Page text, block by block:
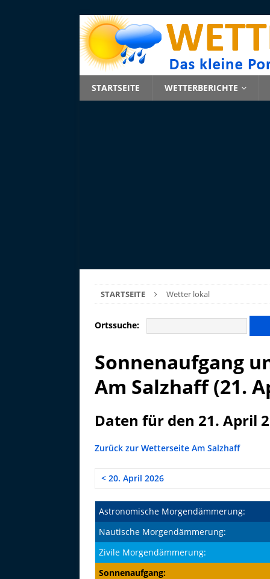
STARTSEITE WETTERBERICHTE
STARTSEITE Wetter lokal
Ortssuche:
Sonnenaufgang
Am Salzhaff (21.
Daten für den 21. April
Zurück zur Wetterseite Am Salzhaff
< 20. April 2026
Astronomische Morgendämmerung:
Nautische Morgendämmerung:
Zivile Morgendämmerung:
Sonnenaufgang: